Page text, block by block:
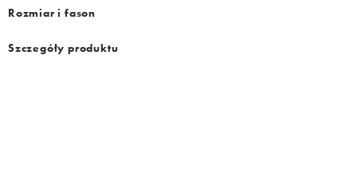
Rozmiar i fason
Szczegóły produktu